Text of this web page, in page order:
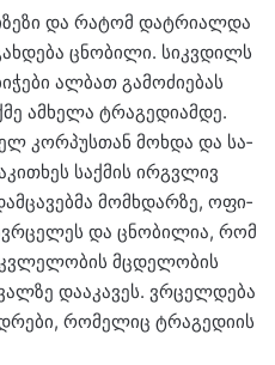
და რა­ტომ დატ­რი­ალ­და
ცნო­ბი­ლი. სიკ­ვდილს
ალ­ბათ გა­მო­ძი­ე­ბას
ამ­ხე­ლა ტრა­გე­დი­ამ­დე.
კორ­პუს­თან მოხ­და და სა­
საქ­მის ირ­გვლივ
მომ­ხდარ­ზე, ოფი­
და ცნო­ბი­ლია, რომ
მცდე­ლო­ბის
და­ა­კა­ვეს. ვრცელ­დე­ბა
რო­მე­ლიც ტრა­გე­დი­ის